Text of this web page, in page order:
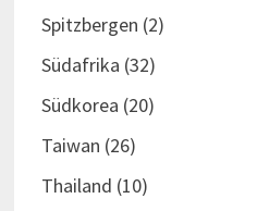
Spitzbergen (2)
Südafrika (32)
Südkorea (20)
Taiwan (26)
Thailand (10)